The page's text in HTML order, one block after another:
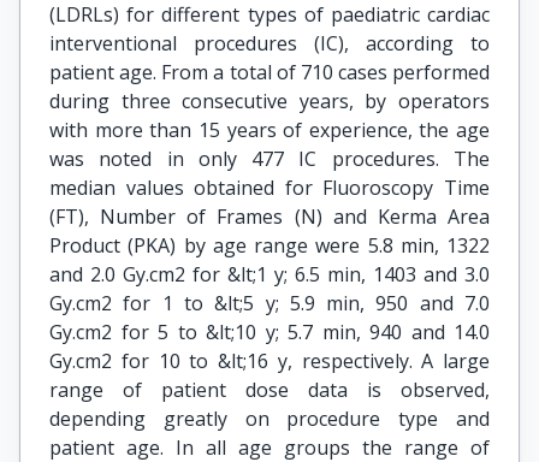
(LDRLs) for different types of paediatric cardiac
interventional procedures (IC), according to
patient age. From a total of 710 cases performed
during three consecutive years, by operators
with more than 15 years of experience, the age
was noted in only 477 IC procedures. The
median values obtained for Fluoroscopy Time
(FT), Number of Frames (N) and Kerma Area
Product (PKA) by age range were 5.8 min, 1322
and 2.0 Gy.cm2 for &lt;1 y; 6.5 min, 1403 and 3.0
Gy.cm2 for 1 to &lt;5 y; 5.9 min, 950 and 7.0
Gy.cm2 for 5 to &lt;10 y; 5.7 min, 940 and 14.0
Gy.cm2 for 10 to &lt;16 y, respectively. A large
range of patient dose data is observed,
depending greatly on procedure type and
patient age. In all age groups the range of